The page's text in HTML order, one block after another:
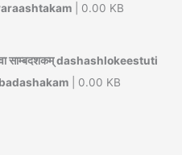
| 0.00 KB
साम्बदशकम् dashashlokeestuti
| 0.00 KB